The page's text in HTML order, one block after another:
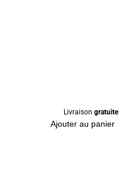
Livraison gratuite
Ajouter au panier